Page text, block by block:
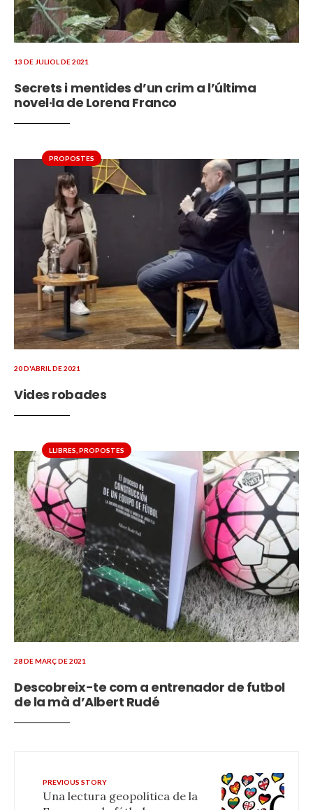
13 DE JULIOL DE 2021
Secrets i mentides d’un crim a l’última
novel·la de Lorena Franco
PROPOSTES
20 D'ABRIL DE 2021
Vides robades
LLIBRES PROPOSTES
28 DE MARÇ DE 2021
Descobreix-te com a entrenador de futbol
de la mà d’Albert Rudé
PREVIOUS STORY
Una lectura geopolítica de la